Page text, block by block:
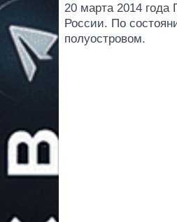
20 марта 2014
России. По
полуостровом.